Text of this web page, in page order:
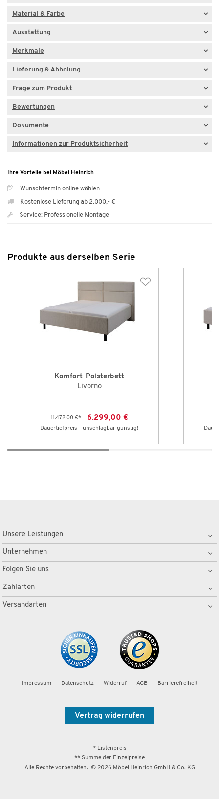
Material & Farbe
Ausstattung
Merkmale
Lieferung & Abholung
Frage zum Produkt
Bewertungen
Dokumente
Informationen zur Produktsicherheit
Ihre Vorteile bei Möbel Heinrich
Wunschtermin online wählen
Kostenlose Lieferung ab 2.000,- €
Service: Professionelle Montage
Produkte aus derselben Serie
Komfort-Polsterbett
Livorno
11.472,00 €* 6.299,00 €
Dauertiefpreis - unschlagbar günstig!
Unsere Leistungen
Unternehmen
Folgen Sie uns
Zahlarten
Versandarten
Impressum Datenschutz Widerruf AGB Barrierefreiheit
Vertrag widerrufen
* Listenpreis
** Summe der Einzelpreise
Alle Rechte vorbehalten. © 2026Möbel Heinrich GmbH & Co. KG